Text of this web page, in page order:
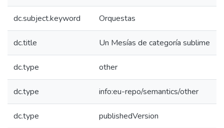
dc.subject.keyword Orquestas
dc.title Un Mesías de categoría sublime
dc.type other
dc.type info:eu-repo/semantics/other
dc.type publishedVersion